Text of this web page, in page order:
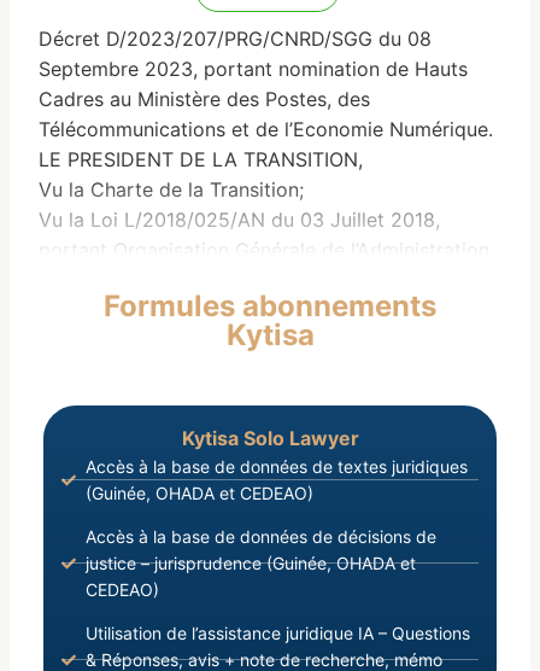
Décret D/2023/207/PRG/CNRD/SGG du 08
Septembre 2023, portant nomination de Hauts
Cadres au Ministère des Postes, des
Télécommunications et de l’Economie Numérique.
LE PRESIDENT DE LA TRANSITION,
Vu la Charte de la Transition;
Vu la Loi L/2018/025/AN du 03 Juillet 2018,
portant Organisation Générale de l’Administration
Vu la Loi L/2019/027/AN du 07 Juin 2019, portant
Statut Général des Agents de l’Etat ;
Formules abonnements
Kytisa
Kytisa Solo Lawyer
Accès à la base de données de textes juridiques
(Guinée, OHADA et CEDEAO)
Accès à la base de données de décisions de
justice – jurisprudence (Guinée, OHADA et
CEDEAO)
Utilisation de l’assistance juridique IA – Questions
& Réponses, avis + note de recherche, mémo